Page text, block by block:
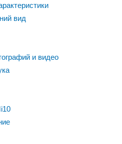
вид
и видео